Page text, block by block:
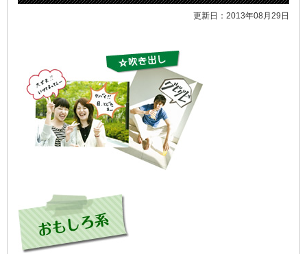
更新日：2013年08月29日